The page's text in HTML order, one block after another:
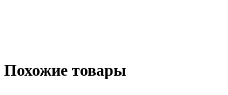
Похожие товары